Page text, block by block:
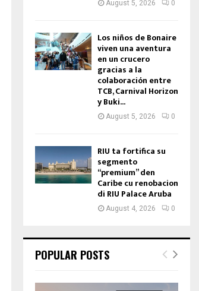
August 5, 2026 0
Los niños de Bonaire
viven una aventura
en un crucero
gracias a la
colaboración entre
TCB, Carnival Horizon
y Buki...
August 5, 2026 0
RIU ta fortifica su
segmento
“premium” den
Caribe cu renobacion
di RIU Palace Aruba
August 4, 2026 0
POPULAR POSTS